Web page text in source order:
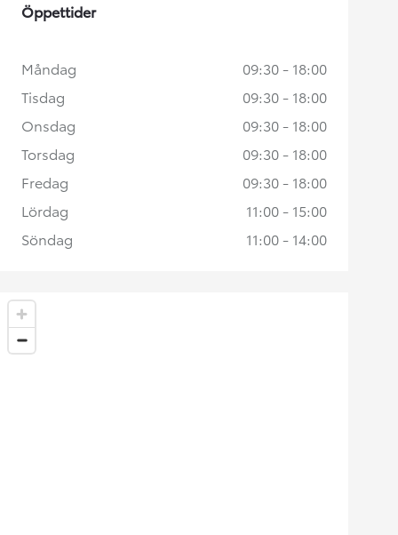
Öppettider
Måndag
09:30 - 18:00
Tisdag
09:30 - 18:00
Onsdag
09:30 - 18:00
Torsdag
09:30 - 18:00
Fredag
09:30 - 18:00
Lördag
11:00 - 15:00
Söndag
11:00 - 14:00